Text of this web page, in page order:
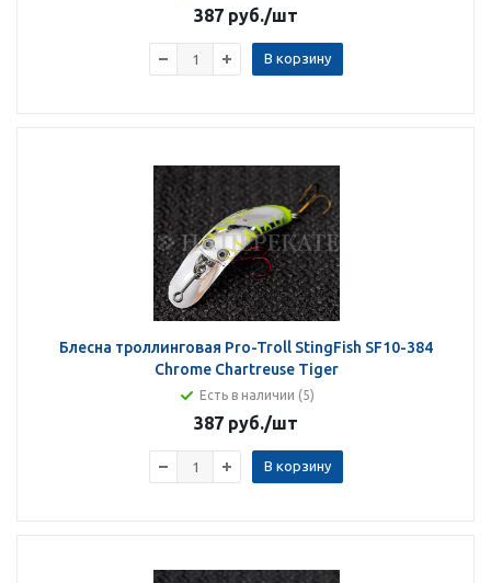
387 руб./шт
В корзину
Блесна троллинговая Pro-Troll StingFish SF10-384
Chrome Chartreuse Tiger
Есть в наличии (5)
387 руб./шт
В корзину